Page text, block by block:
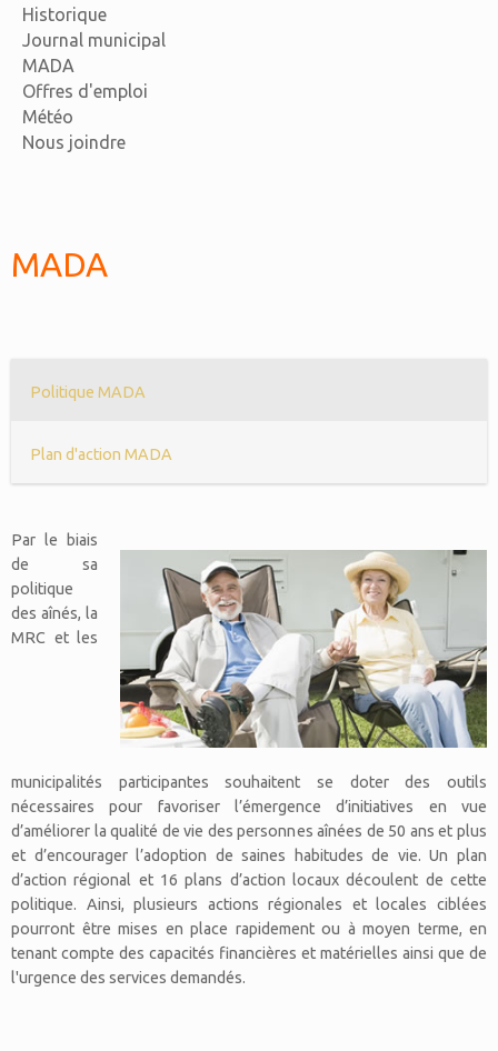
Historique
Journal municipal
MADA
Offres d'emploi
Météo
Nous joindre
MADA
Politique MADA
Plan d'action MADA
Par le biais
de sa
politique
des aînés, la
MRC et les
municipalités participantes souhaitent se doter des outils
nécessaires pour favoriser l’émergence d’initiatives en vue
d’améliorer la qualité de vie des personnes aînées de 50 ans et plus
et d’encourager l’adoption de saines habitudes de vie. Un plan
d’action régional et 16 plans d’action locaux découlent de cette
politique. Ainsi, plusieurs actions régionales et locales ciblées
pourront être mises en place rapidement ou à moyen terme, en
tenant compte des capacités financières et matérielles ainsi que de
l'urgence des services demandés.